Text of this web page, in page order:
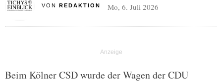
VON REDAKTION Mo, 6. Juli 2026
Beim Kölner CSD wurde der Wagen der CDU